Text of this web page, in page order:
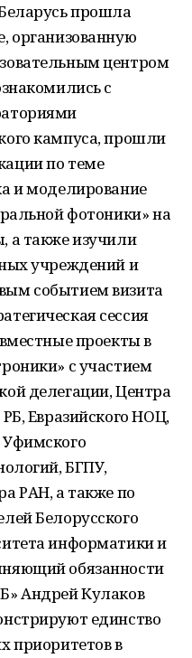
прошла
организованную
центром
с
кампуса, прошли
по теме
и моделирование
фотоники» на
а также изучили
учреждений и
событием визита
сессия
проекты в
с участием
делегации, Центра
РБ, Евразийского НОЦ,
БГПУ,
РАН, а также по
Белорусского
информатики и
обязанности
Андрей Кулаков
единство
приоритетов в